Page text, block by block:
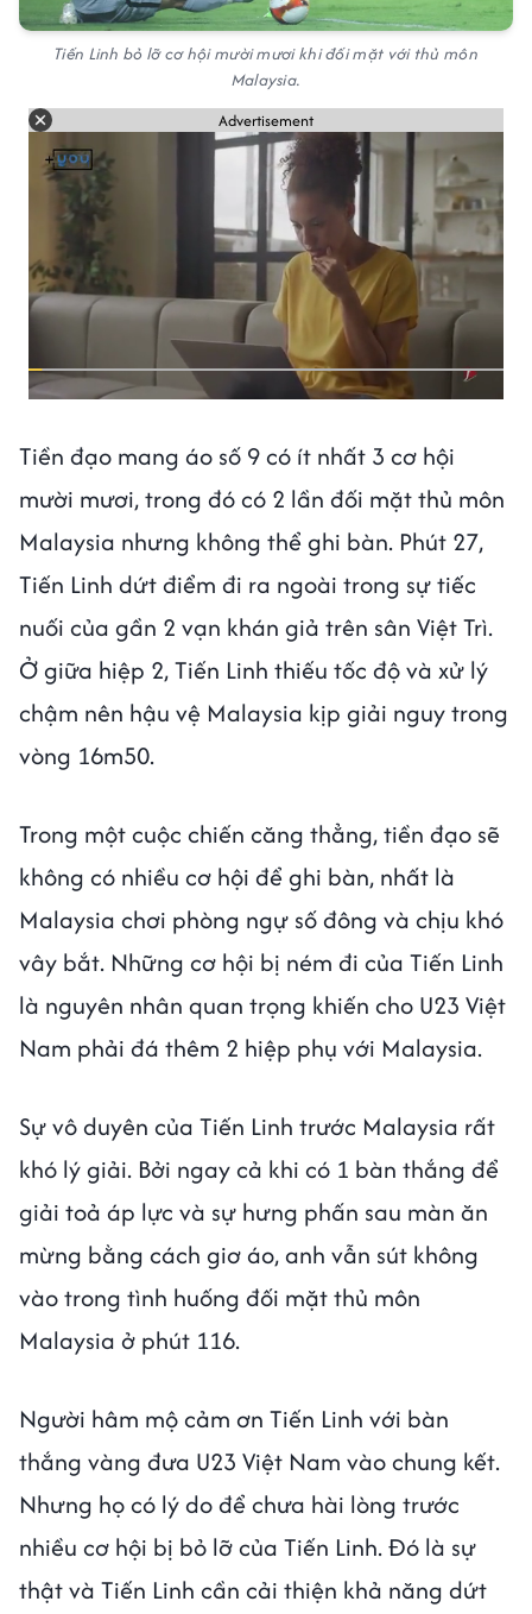
Tiến Linh bỏ lỡ cơ hội mười mươi khi đối mặt với thủ môn
Malaysia.
Advertisement
Tiền đạo mang áo số 9 có ít nhất 3 cơ hội
mười mươi, trong đó có 2 lần đối mặt thủ môn
Malaysia nhưng không thể ghi bàn. Phút 27,
Tiến Linh dứt điểm đi ra ngoài trong sự tiếc
nuối của gần 2 vạn khán giả trên sân Việt Trì.
Ở giữa hiệp 2, Tiến Linh thiếu tốc độ và xử lý
chậm nên hậu vệ Malaysia kịp giải nguy trong
vòng 16m50.
Trong một cuộc chiến căng thẳng, tiền đạo sẽ
không có nhiều cơ hội để ghi bàn, nhất là
Malaysia chơi phòng ngự số đông và chịu khó
vây bắt. Những cơ hội bị ném đi của Tiến Linh
là nguyên nhân quan trọng khiến cho U23 Việt
Nam phải đá thêm 2 hiệp phụ với Malaysia.
Sự vô duyên của Tiến Linh trước Malaysia rất
khó lý giải. Bởi ngay cả khi có 1 bàn thắng để
giải toả áp lực và sự hưng phấn sau màn ăn
mừng bằng cách giơ áo, anh vẫn sút không
vào trong tình huống đối mặt thủ môn
Malaysia ở phút 116.
Người hâm mộ cảm ơn Tiến Linh với bàn
thắng vàng đưa U23 Việt Nam vào chung kết.
Nhưng họ có lý do để chưa hài lòng trước
nhiều cơ hội bị bỏ lỡ của Tiến Linh. Đó là sự
thật và Tiến Linh cần cải thiện khả năng dứt